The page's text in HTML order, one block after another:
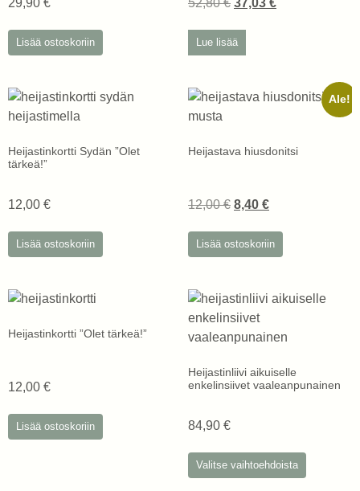
Lisää ostoskoriin Lue lisää
Heijastinkortti Sydän ”Olet
tärkeä!”
12,00 €
Lisää ostoskoriin
Ale!
Heijastava hiusdonitsi
12,00€ 8,40 €
Lisää ostoskoriin
Heijastinkortti ”Olet tärkeä!”
12,00 €
Lisää ostoskoriin
Heijastinliivi aikuiselle
enkelinsiivet vaaleanpunainen
84,90 €
Valitse vaihtoehdoista